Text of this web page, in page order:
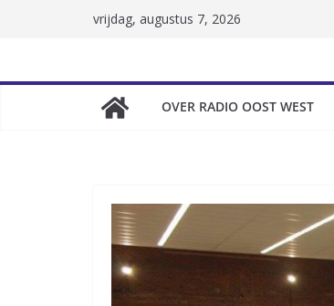
vrijdag, augustus 7, 2026
OVER RADIO OOST WEST